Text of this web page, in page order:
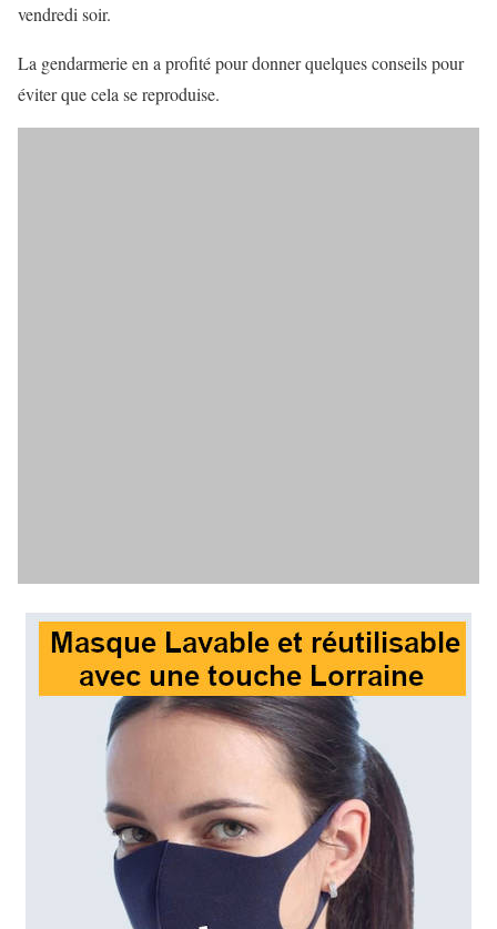
vendredi soir.
La gendarmerie en a profité pour donner quelques conseils pour
éviter que cela se reproduise.